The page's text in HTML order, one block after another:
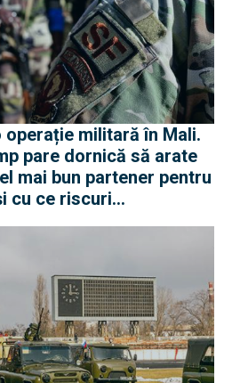
operație militară în Mali.
pare dornică să arate
mai bun partener pentru
cu ce riscuri